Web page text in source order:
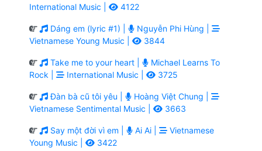
International Music |
4122
Dáng em (lyric #1) |
Nguyễn Phi Hùng |
Vietnamese Young Music |
3844
Take me to your heart |
Michael Learns To
Rock |
International Music | 3725
Đàn bà cũ tôi yêu |
Hoàng Việt Chung |
Vietnamese Sentimental Music |
3663
Say một đời vì em | Ai Ai |
Vietnamese
Young Music |
3422